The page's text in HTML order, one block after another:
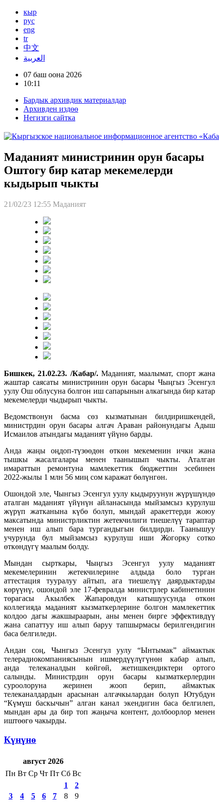
кыр
рус
eng
tr
中文
العربية
07 баш оона 2026
10:11
Бардык архивдик материалдар
Архивден издөө
Негизги сайтка
Маданият министринин орун басары
Оштогу бир катар мекемелерди
кыдырып чыкты
21/02/23 12:55 Маданият
Бишкек, 21.02.23. /Кабар/. Маданият, маалымат, спорт жана
жаштар саясаты министринин орун басары Чыңгыз Эсенгул
уулу Ош облусуна болгон иш сапарынын алкагында бир катар
мекемелерди чыдырып чыкты.
Ведомствонун басма сөз кызматынан билдиришкендей,
министрдин орун басары алгач Араван районундагы Адыш
Исмаилов атындагы маданият үйүнө барды.
Анда жаңы оңдоп-түзөөдөн өткөн мекеменин ички жана
тышкы жасалгалары менен таанышып чыкты. Аталган
имараттын ремонтуна мамлекеттик бюджеттин эсебинен
2022-жылы 1 млн 56 миң сом каражат бөлүнгөн.
Ошондой эле, Чынгыз Эсенгул уулу кыдыруунун жүрүшүндө
аталган маданият үйүнүн айланасында мыйзамсыз курулуш
жүрүп жатканына күбө болуп, мындай аракеттерди жоюу
максатында министрликтин жетекчилиги тиешелүү тараптар
менен иш алып бара тургандыгын билдирди. Таанышуу
учурунда бул мыйзамсыз курулуш иши Жогорку сотко
өткөндүгү маалым болду.
Мындан сырткары, Чыңгыз Эсенгул уулу маданият
мекемелеринин жетекчилерине алдыда боло турган
аттестация тууралуу айтып, ага тиешелүү даярдыктарды
көрүүнү, ошондой эле 17-февралда министрлер кабинетинин
төрагасы Акылбек Жапаровдун катышуусунда өткөн
коллегияда маданият кызматкерлерине болгон мамлекеттик
колдоо дагы жакшыраарын, аны менен бирге эффективдүү
жана сапаттуу иш алып баруу тапшырмасы берилгендигин
баса белгиледи.
Андан соң, Чынгыз Эсенгул уулу “Ынтымак” аймактык
телерадиокомпаниясынын ишмердүүлүгүнөн кабар алып,
анда телеканалдын көйгөй, жетишкендиктери ортого
салынды. Министрдин орун басары кызматкерлердин
суроолоруна жеринен жооп берип, аймактык
телеканалдардын арасынан алгачкылардан болуп Ютубдун
“Күмүш баскычын” алган канал экендигин баса белгилеп,
мындан ары да бир топ жаңыча контент, долбоорлор менен
иштөөгө чакырды.
Күнүнө
август 2026
Пн Вт Ср Чт Пт Сб Вс
1
2
3
4 5 6 7 8
9